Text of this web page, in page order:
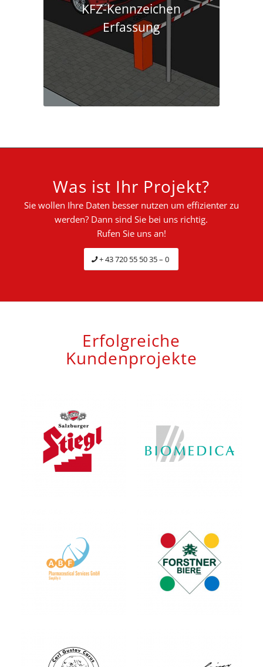
KFZ-Kennzeichen
Erfassung
Was ist Ihr Projekt?
Sie wollen Ihre Daten besser nutzen um effizienter zu
werden? Dann sind Sie bei uns richtig.
Rufen Sie uns an!
+ 43 720 55 50 35 – 0
Erfolgreiche
Kundenprojekte